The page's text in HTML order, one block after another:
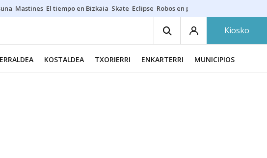
Mastines El tiempo en Bizkaia Skate Eclipse Robos en playas
Kiosko
KOSTALDEA TXORIERRI ENKARTERRI MUNICIPIOS